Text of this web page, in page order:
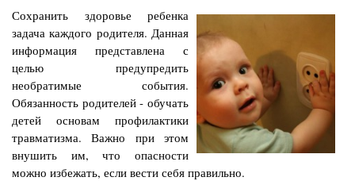
Сохранить здоровье ребенка
задача каждого родителя. Данная
информация представлена с
целью предупредить
необратимые события.
Обязанность родителей - обучать
детей основам профилактики
травматизма. Важно при этом
внушить им, что опасности
можно избежать, если вести себя правильно.